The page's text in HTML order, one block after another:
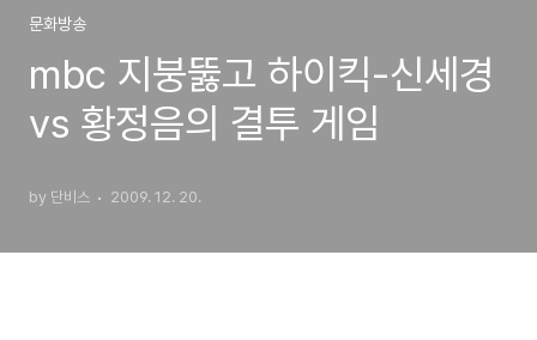
문화방송
mbc 지붕뚫고 하이킥-신세경
vs 황정음의 결투 게임
by 단비스 2009. 12. 20.